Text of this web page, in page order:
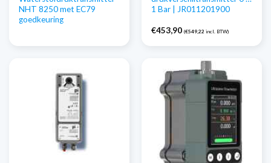
NHT 8250 met EC79
goedkeuring
1 Bar | JR011201900
€453,90 (€549,22 incl. BTW)